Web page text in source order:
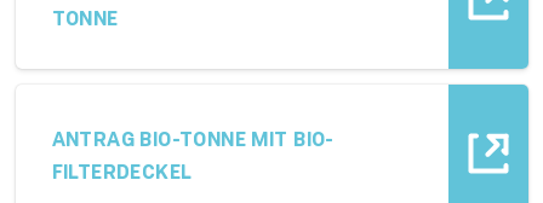
TONNE
ANTRAG BIO-TONNE MIT BIO-
FILTERDECKEL